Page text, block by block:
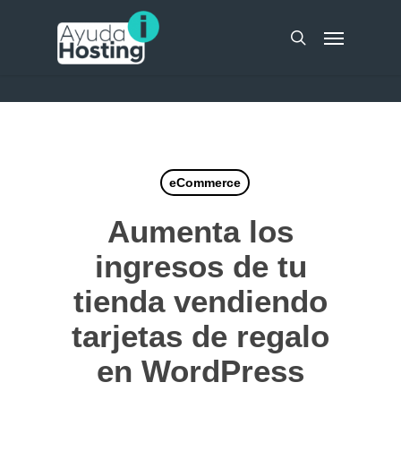
search
Menu
eCommerce
Aumenta los
ingresos de tu
tienda vendiendo
tarjetas de regalo
en WordPress